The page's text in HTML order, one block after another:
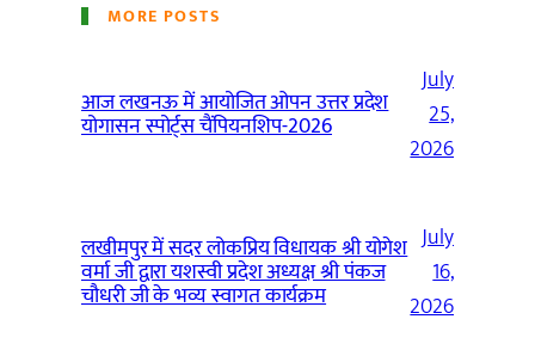
MORE POSTS
आज लखनऊ में आयोजित ओपन उत्तर प्रदेश
योगासन स्पोर्ट्स चैंपियनशिप-2026
July
25,
2026
लखीमपुर में सदर लोकप्रिय विधायक श्री योगेश
वर्मा जी द्वारा यशस्वी प्रदेश अध्यक्ष श्री पंकज
चौधरी जी के भव्य स्वागत कार्यक्रम
July
16,
2026